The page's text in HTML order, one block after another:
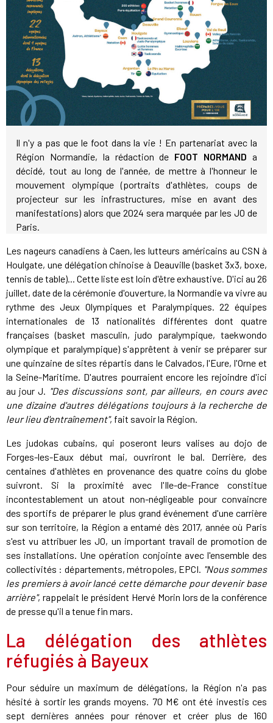
Il n'y a pas que le foot dans la vie ! En partenariat avec la
Région Normandie, la rédaction de FOOT NORMAND a
décidé, tout au long de l'année, de mettre à l'honneur le
mouvement olympique (portraits d'athlètes, coups de
projecteur sur les infrastructures, mise en avant des
manifestations) alors que 2024 sera marquée par les JO de
Paris.
Les nageurs canadiens à Caen, les lutteurs américains au CSN à
Houlgate, une délégation chinoise à Deauville (basket 3x3, boxe,
tennis de table)... Cette liste est loin d'être exhaustive. D'ici au 26
juillet, date de la cérémonie d'ouverture, la Normandie va vivre au
rythme des Jeux Olympiques et Paralympiques. 22 équipes
internationales de 13 nationalités différentes dont quatre
françaises (basket masculin, judo paralympique, taekwondo
olympique et paralympique) s'apprêtent à venir se préparer sur
une quinzaine de sites répartis dans le Calvados, l'Eure, l'Orne et
la Seine-Maritime. D'autres pourraient encore les rejoindre d'ici
au jour J. "Des discussions sont, par ailleurs, en cours avec
une dizaine d'autres délégations toujours à la recherche de
leur lieu d'entraînement", fait savoir la Région.
Les judokas cubains, qui poseront leurs valises au dojo de
Forges-les-Eaux début mai, ouvriront le bal. Derrière, des
centaines d'athlètes en provenance des quatre coins du globe
suivront. Si la proximité avec l'Ile-de-France constitue
incontestablement un atout non-négligeable pour convaincre
des sportifs de préparer le plus grand événement d'une carrière
sur son territoire, la Région a entamé dès 2017, année où Paris
s'est vu attribuer les JO, un important travail de promotion de
ses installations. Une opération conjointe avec l'ensemble des
collectivités : départements, métropoles, EPCI. "Nous sommes
les premiers à avoir lancé cette démarche pour devenir base
arrière", rappelait le président Hervé Morin lors de la conférence
de presse qu'il a tenue fin mars.
La délégation des athlètes
réfugiés à Bayeux
Pour séduire un maximum de délégations, la Région n'a pas
hésité à sortir les grands moyens. 70 M€ ont été investis ces
sept dernières années pour rénover et créer plus de 160